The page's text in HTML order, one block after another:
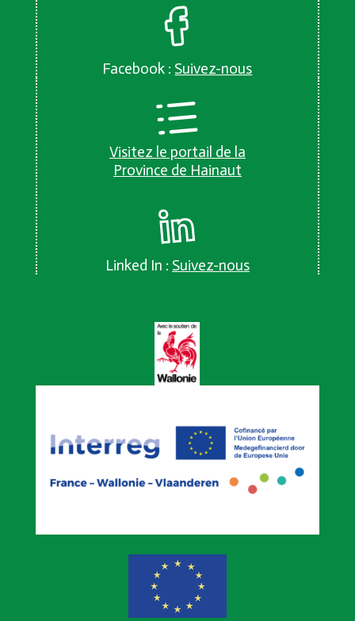
Facebook : Suivez-nous
Visitez le portail de la
Province de Hainaut
Linked In : Suivez-nous